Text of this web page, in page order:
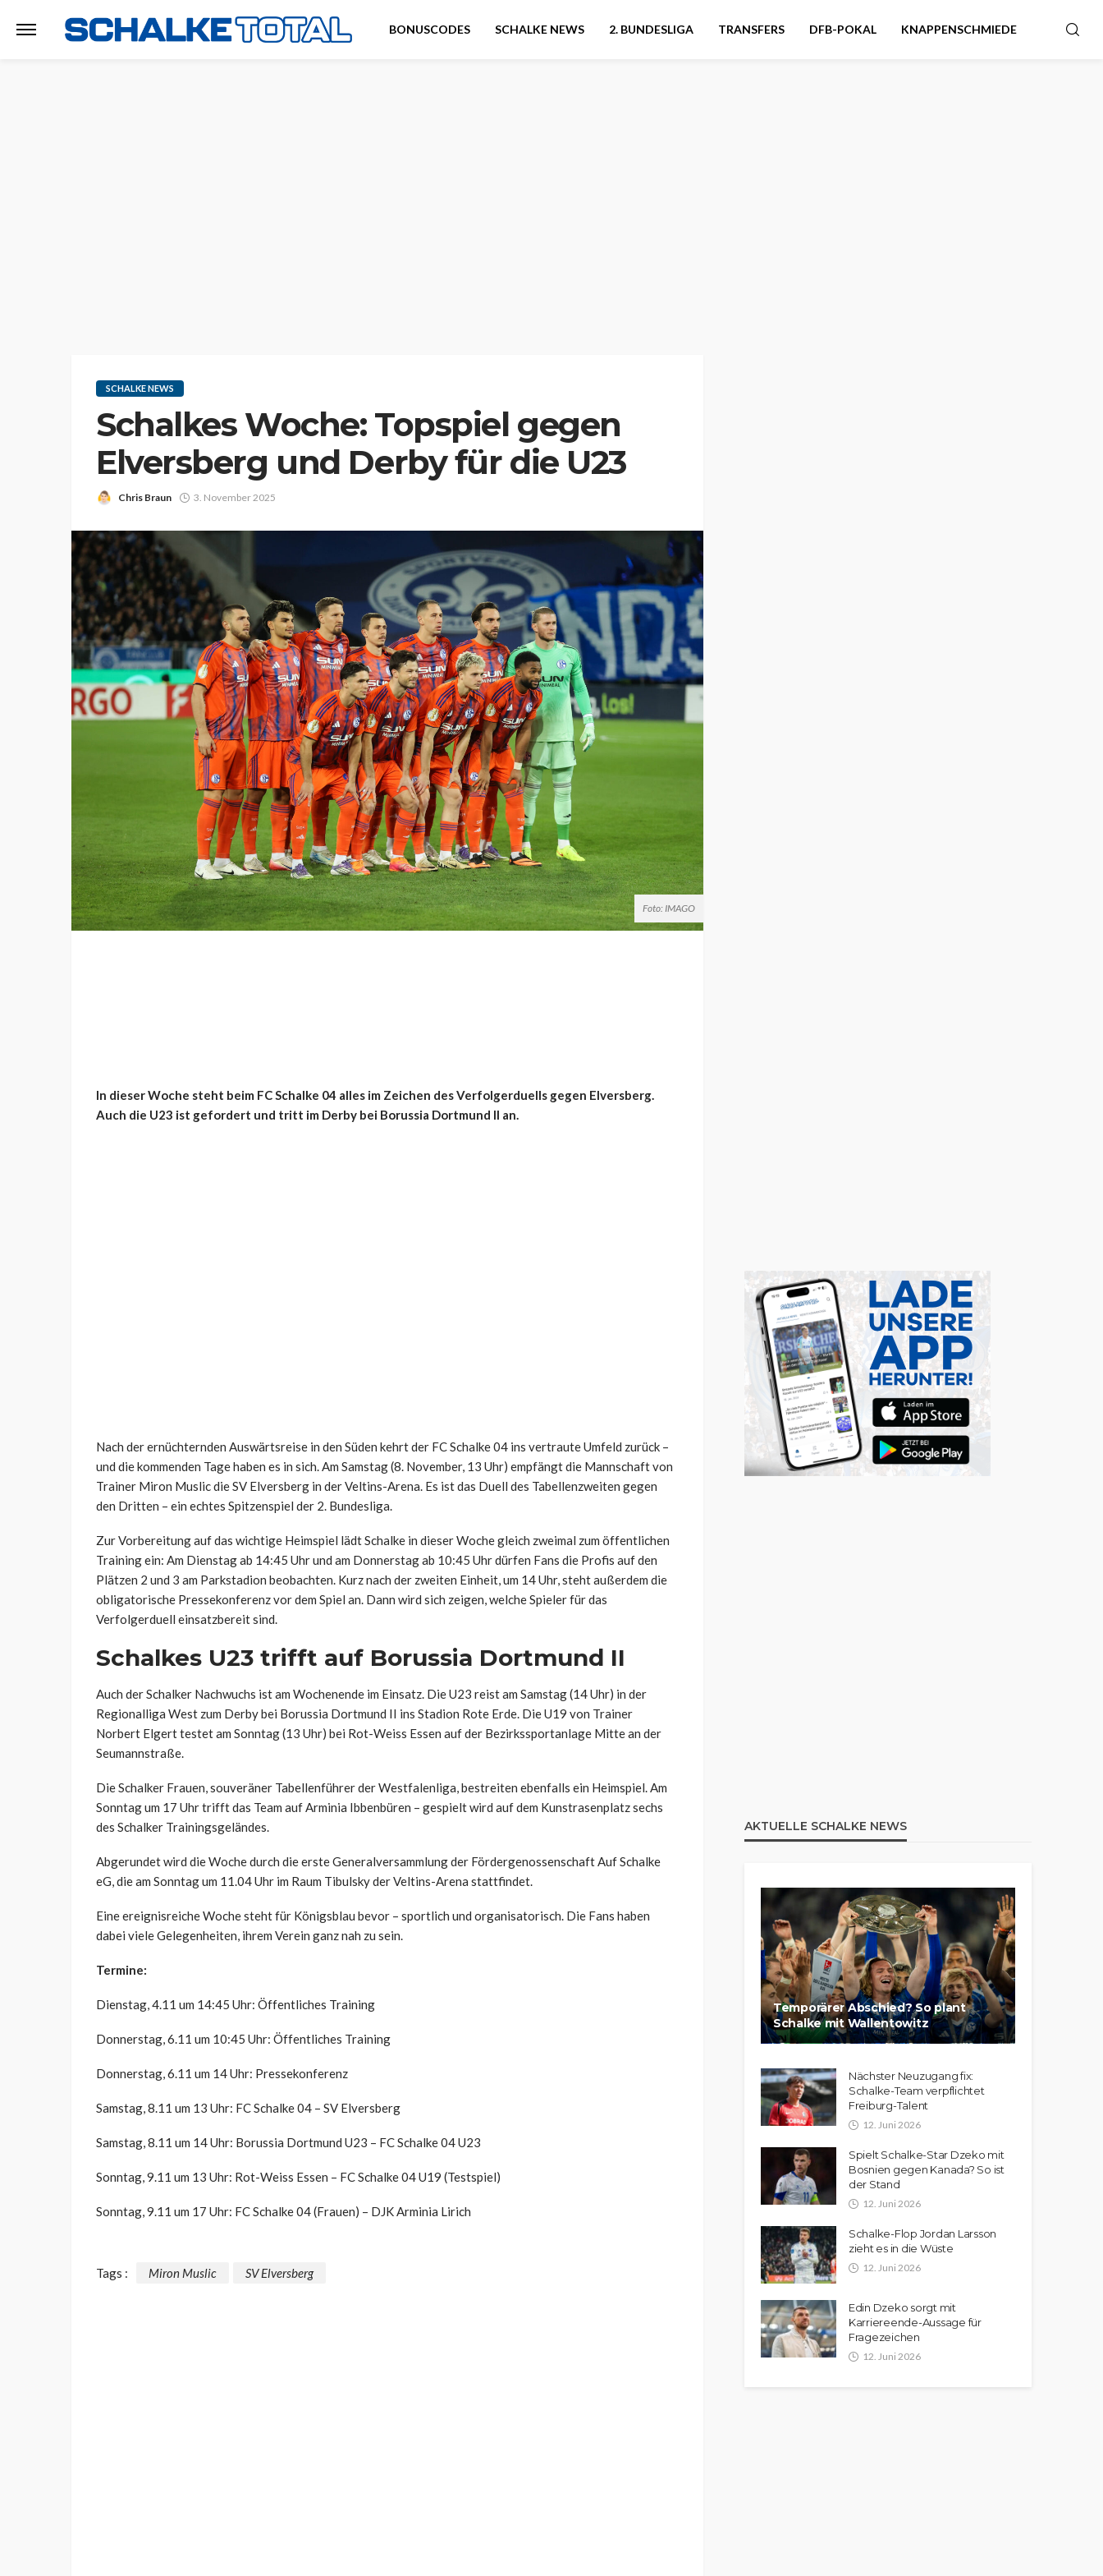
BONUSCODES SCHALKE NEWS 2. BUNDESLIGA TRANSFERS DFB-POKAL KNAPPENSCHMIEDE
SCHALKE NEWS
Schalkes Woche: Topspiel gegen
Elversberg und Derby für die U23
Chris Braun 3. November 2025
Foto: IMAGO
In dieser Woche steht beim FC Schalke 04 alles im Zeichen des Verfolgerduells gegen Elversberg.
Auch die U23 ist gefordert und tritt im Derby bei Borussia Dortmund II an.
Nach der ernüchternden Auswärtsreise in den Süden kehrt der FC Schalke 04 ins vertraute Umfeld zurück –
und die kommenden Tage haben es in sich. Am Samstag (8. November, 13 Uhr) empfängt die Mannschaft von
Trainer Miron Muslic die SV Elversberg in der Veltins-Arena. Es ist das Duell des Tabellenzweiten gegen
den Dritten – ein echtes Spitzenspiel der 2. Bundesliga.
Zur Vorbereitung auf das wichtige Heimspiel lädt Schalke in dieser Woche gleich zweimal zum öffentlichen
Training ein: Am Dienstag ab 14:45 Uhr und am Donnerstag ab 10:45 Uhr dürfen Fans die Profis auf den
Plätzen 2 und 3 am Parkstadion beobachten. Kurz nach der zweiten Einheit, um 14 Uhr, steht außerdem die
obligatorische Pressekonferenz vor dem Spiel an. Dann wird sich zeigen, welche Spieler für das
Verfolgerduell einsatzbereit sind.
Schalkes U23 trifft auf Borussia Dortmund II
Auch der Schalker Nachwuchs ist am Wochenende im Einsatz. Die U23 reist am Samstag (14 Uhr) in der
Regionalliga West zum Derby bei Borussia Dortmund II ins Stadion Rote Erde. Die U19 von Trainer
Norbert Elgert testet am Sonntag (13 Uhr) bei Rot-Weiss Essen auf der Bezirkssportanlage Mitte an der
Seumannstraße.
Die Schalker Frauen, souveräner Tabellenführer der Westfalenliga, bestreiten ebenfalls ein Heimspiel. Am
Sonntag um 17 Uhr trifft das Team auf Arminia Ibbenbüren – gespielt wird auf dem Kunstrasenplatz sechs
des Schalker Trainingsgeländes.
Abgerundet wird die Woche durch die erste Generalversammlung der Fördergenossenschaft Auf Schalke
eG, die am Sonntag um 11.04 Uhr im Raum Tibulsky der Veltins-Arena stattfindet.
Eine ereignisreiche Woche steht für Königsblau bevor – sportlich und organisatorisch. Die Fans haben
dabei viele Gelegenheiten, ihrem Verein ganz nah zu sein.
Termine:
Dienstag, 4.11 um 14:45 Uhr: Öffentliches Training
Donnerstag, 6.11 um 10:45 Uhr: Öffentliches Training
Donnerstag, 6.11 um 14 Uhr: Pressekonferenz
Samstag, 8.11 um 13 Uhr: FC Schalke 04 – SV Elversberg
Samstag, 8.11 um 14 Uhr: Borussia Dortmund U23 – FC Schalke 04 U23
Sonntag, 9.11 um 13 Uhr: Rot-Weiss Essen – FC Schalke 04 U19 (Testspiel)
Sonntag, 9.11 um 17 Uhr: FC Schalke 04 (Frauen) – DJK Arminia Lirich
Tags : Miron Muslic SV Elversberg
AKTUELLE SCHALKE NEWS
Temporärer Abschied? So plant
Schalke mit Wallentowitz
Nächster Neuzugang fix:
Schalke-Team verpflichtet
Freiburg-Talent
12. Juni 2026
Spielt Schalke-Star Dzeko mit
Bosnien gegen Kanada? So ist
der Stand
12. Juni 2026
Schalke-Flop Jordan Larsson
zieht es in die Wüste
12. Juni 2026
Edin Dzeko sorgt mit
Karriereende-Aussage für
Fragezeichen
12. Juni 2026